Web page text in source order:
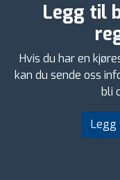
Legg til
Hvis du har en
kan du sende oss
bli
Legg